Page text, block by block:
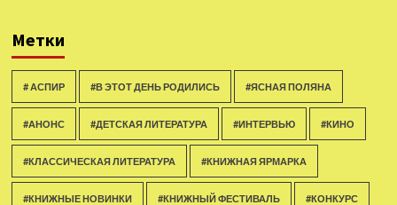
Метки
# АСПИР #В ЭТОТ ДЕНЬ РОДИЛИСЬ #ЯСНАЯ ПОЛЯНА
#АНОНС #ДЕТСКАЯ ЛИТЕРАТУРА #ИНТЕРВЬЮ #КИНО
#КЛАССИЧЕСКАЯ ЛИТЕРАТУРА #КНИЖНАЯ ЯРМАРКА
#КНИЖНЫЕ НОВИНКИ #КНИЖНЫЙ ФЕСТИВАЛЬ #КОНКУРС